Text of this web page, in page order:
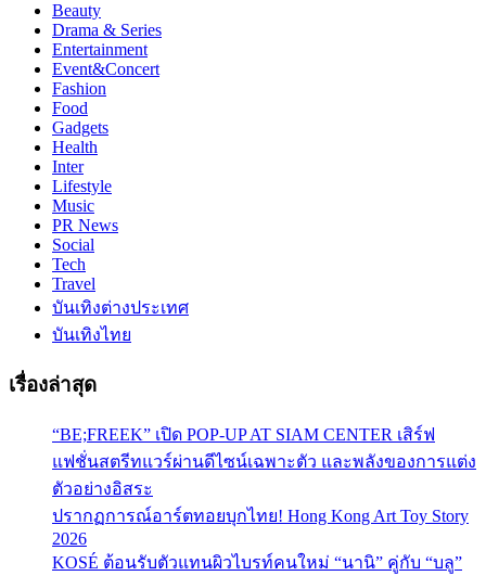
Beauty
Drama & Series
Entertainment
Event&Concert
Fashion
Food
Gadgets
Health
Inter
Lifestyle
Music
PR News
Social
Tech
Travel
บันเทิงต่างประเทศ
บันเทิงไทย
เรื่องล่าสุด
“BE;FREEK” เปิด POP-UP AT SIAM CENTER เสิร์ฟ
แฟชั่นสตรีทแวร์ผ่านดีไซน์เฉพาะตัว และพลังของการแต่ง
ตัวอย่างอิสระ
ปรากฏการณ์อาร์ตทอยบุกไทย! Hong Kong Art Toy Story
2026
KOSÉ ต้อนรับตัวแทนผิวไบรท์คนใหม่ “นานิ” คู่กับ “บลู”